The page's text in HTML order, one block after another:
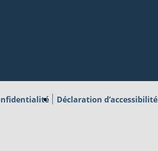
Déclaration d’accessibilité